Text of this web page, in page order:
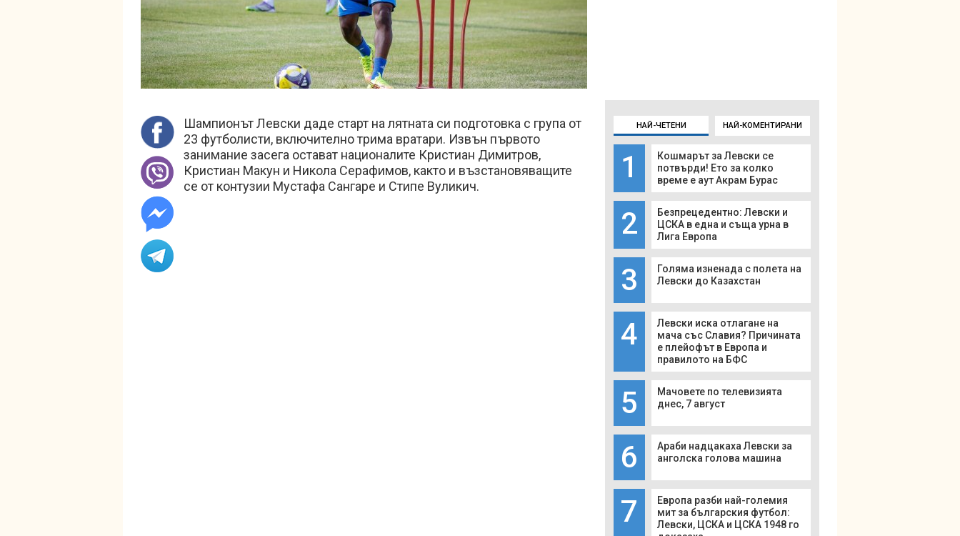
Шампионът Левски даде старт на лятната си подготовка с група от
23 футболисти, включително трима вратари. Извън първото
занимание засега остават националите Кристиан Димитров,
Кристиан Макун и Никола Серафимов, както и възстановяващите
се от контузии Мустафа Сангаре и Стипе Вуликич.
НАЙ-ЧЕТЕНИ НАЙ-КОМЕНТИРАНИ
1
Кошмарът за Левски се
потвърди! Ето за колко
време е аут Акрам Бурас
2
Безпрецедентно: Левски и
ЦСКА в една и съща урна в
Лига Европа
3
Голяма изненада с полета на
Левски до Казахстан
4
Левски иска отлагане на
мача със Славия? Причината
е плейофът в Европа и
правилото на БФС
5
Мачовете по телевизията
днес, 7 август
6
Араби надцакаха Левски за
анголска голова машина
7
Европа разби най-големия
мит за българския футбол:
Левски, ЦСКА и ЦСКА 1948 го